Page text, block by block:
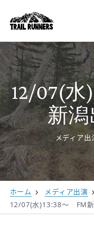
12/07(
新
メディア出
ホーム
メディア出演
12/07(水)13:38～ FM新